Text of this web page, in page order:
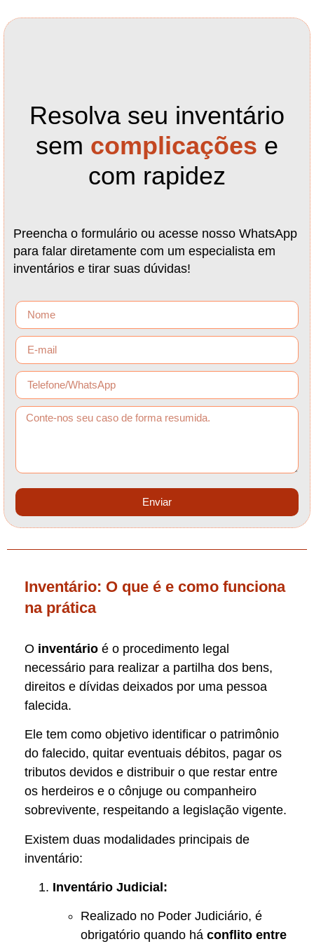
Resolva seu inventário
sem complicações e
com rapidez
Preencha o formulário ou acesse nosso WhatsApp
para falar diretamente com um especialista em
inventários e tirar suas dúvidas!
Enviar
Inventário: O que é e como funciona
na prática
O inventário é o procedimento legal
necessário para realizar a partilha dos bens,
direitos e dívidas deixados por uma pessoa
falecida.
Ele tem como objetivo identificar o patrimônio
do falecido, quitar eventuais débitos, pagar os
tributos devidos e distribuir o que restar entre
os herdeiros e o cônjuge ou companheiro
sobrevivente, respeitando a legislação vigente.
Existem duas modalidades principais de
inventário:
Inventário Judicial:
Realizado no Poder Judiciário, é
obrigatório quando há conflito entre